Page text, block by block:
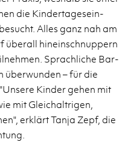
die Kindertage­sein­
Alles ganz nah am
übe­rall hinein­schnup­pern
Sprach­liche Bar­
überwun­den – für die
Kinder gehen mit
mit Gle­ichal­tri­gen,
erklärt Tanja Zepf, die